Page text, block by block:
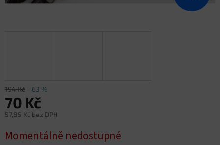
194 Kč –63 %
70 Kč
57,85 Kč bez DPH
cena:
Momentálně nedostupné